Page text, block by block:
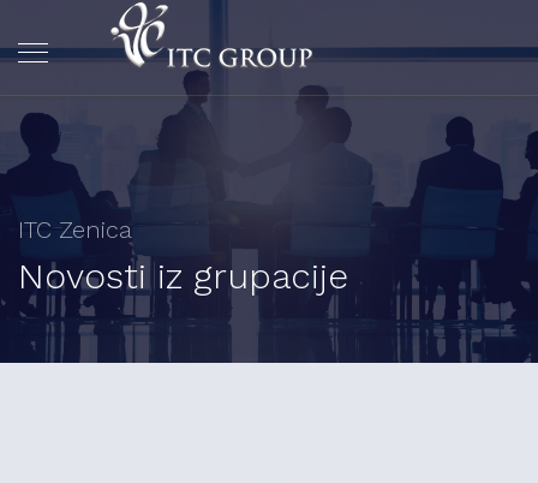
ITC Zenica
Novosti iz grupacije